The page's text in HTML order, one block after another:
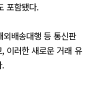
포함됐다.
배송대행 등 통신판
이러한 새로운 거래 유
.